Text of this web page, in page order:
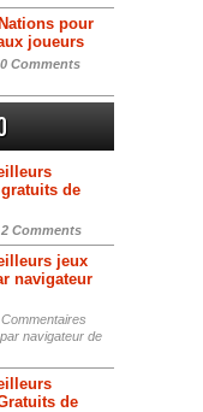
pour
joueurs
0 Comments
gratuits de
2 Comments
jeux
navigateur
Commentaires
navigateur de
de